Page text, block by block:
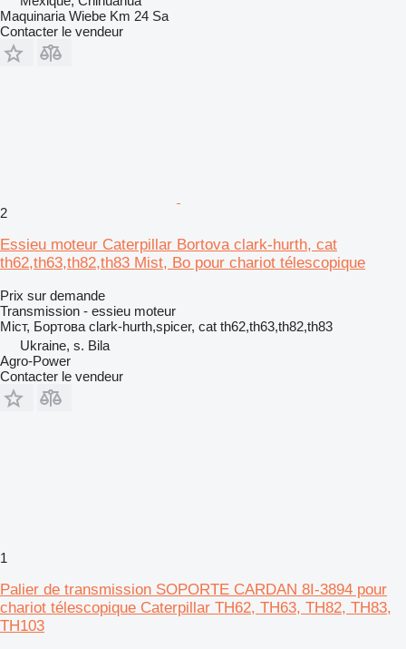
Maquinaria Wiebe Km 24 Sa
Contacter le vendeur
2
Essieu moteur Caterpillar Bortova clark-hurth, cat
th62,th63,th82,th83 Mist, Bo pour chariot télescopique
Prix sur demande
Transmission - essieu moteur
Міст, Бортова clark-hurth,spicer, cat th62,th63,th82,th83
Ukraine, s. Bila
Agro-Power
Contacter le vendeur
1
Palier de transmission SOPORTE CARDAN 8I-3894 pour
chariot télescopique Caterpillar TH62, TH63, TH82, TH83,
TH103